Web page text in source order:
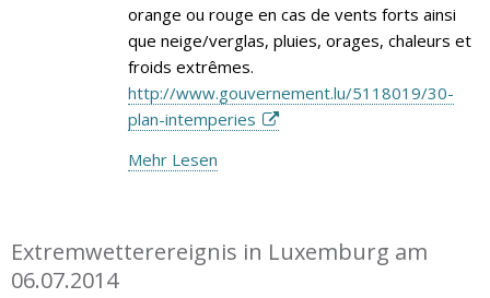
orange ou rouge en cas de vents forts ainsi
que neige/verglas, pluies, orages, chaleurs et
froids extrêmes.
http://www.gouvernement.lu/5118019/30-
plan-intemperies
Mehr Lesen
Extremwetterereignis in Luxemburg am
06.07.2014